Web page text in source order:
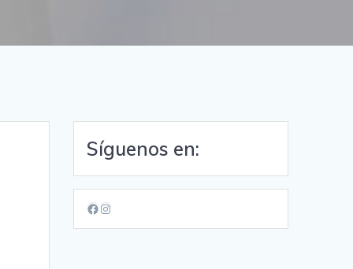
Síguenos en:
Facebook
Instagram